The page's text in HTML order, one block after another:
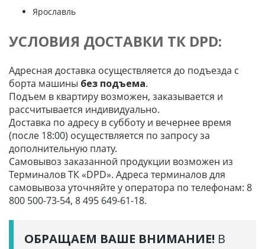
Ярославль
УСЛОВИЯ ДОСТАВКИ ТК DPD:
Адресная доставка осуществляется до подъезда с
борта машины без подъема.
Подъем в квартиру возможен, заказывается и
рассчитывается индивидуально.
Доставка по адресу в субботу и вечернее время
(после 18:00) осуществляется по запросу за
дополнительную плату.
Самовывоз заказанной продукции возможен из
Терминалов ТК «DPD». Адреса терминалов для
самовывоза уточняйте у оператора по телефонам: 8
800 500-73-54, 8 495 649-61-18.
ОБРАЩАЕМ ВАШЕ ВНИМАНИЕ! В